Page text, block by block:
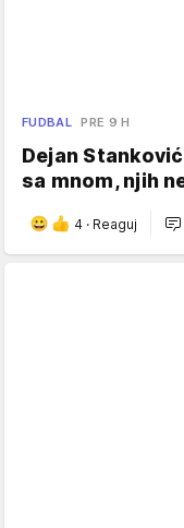
FUDBAL PRE 9 H
Dejan
sa mnom, njih
4 · Reaguj